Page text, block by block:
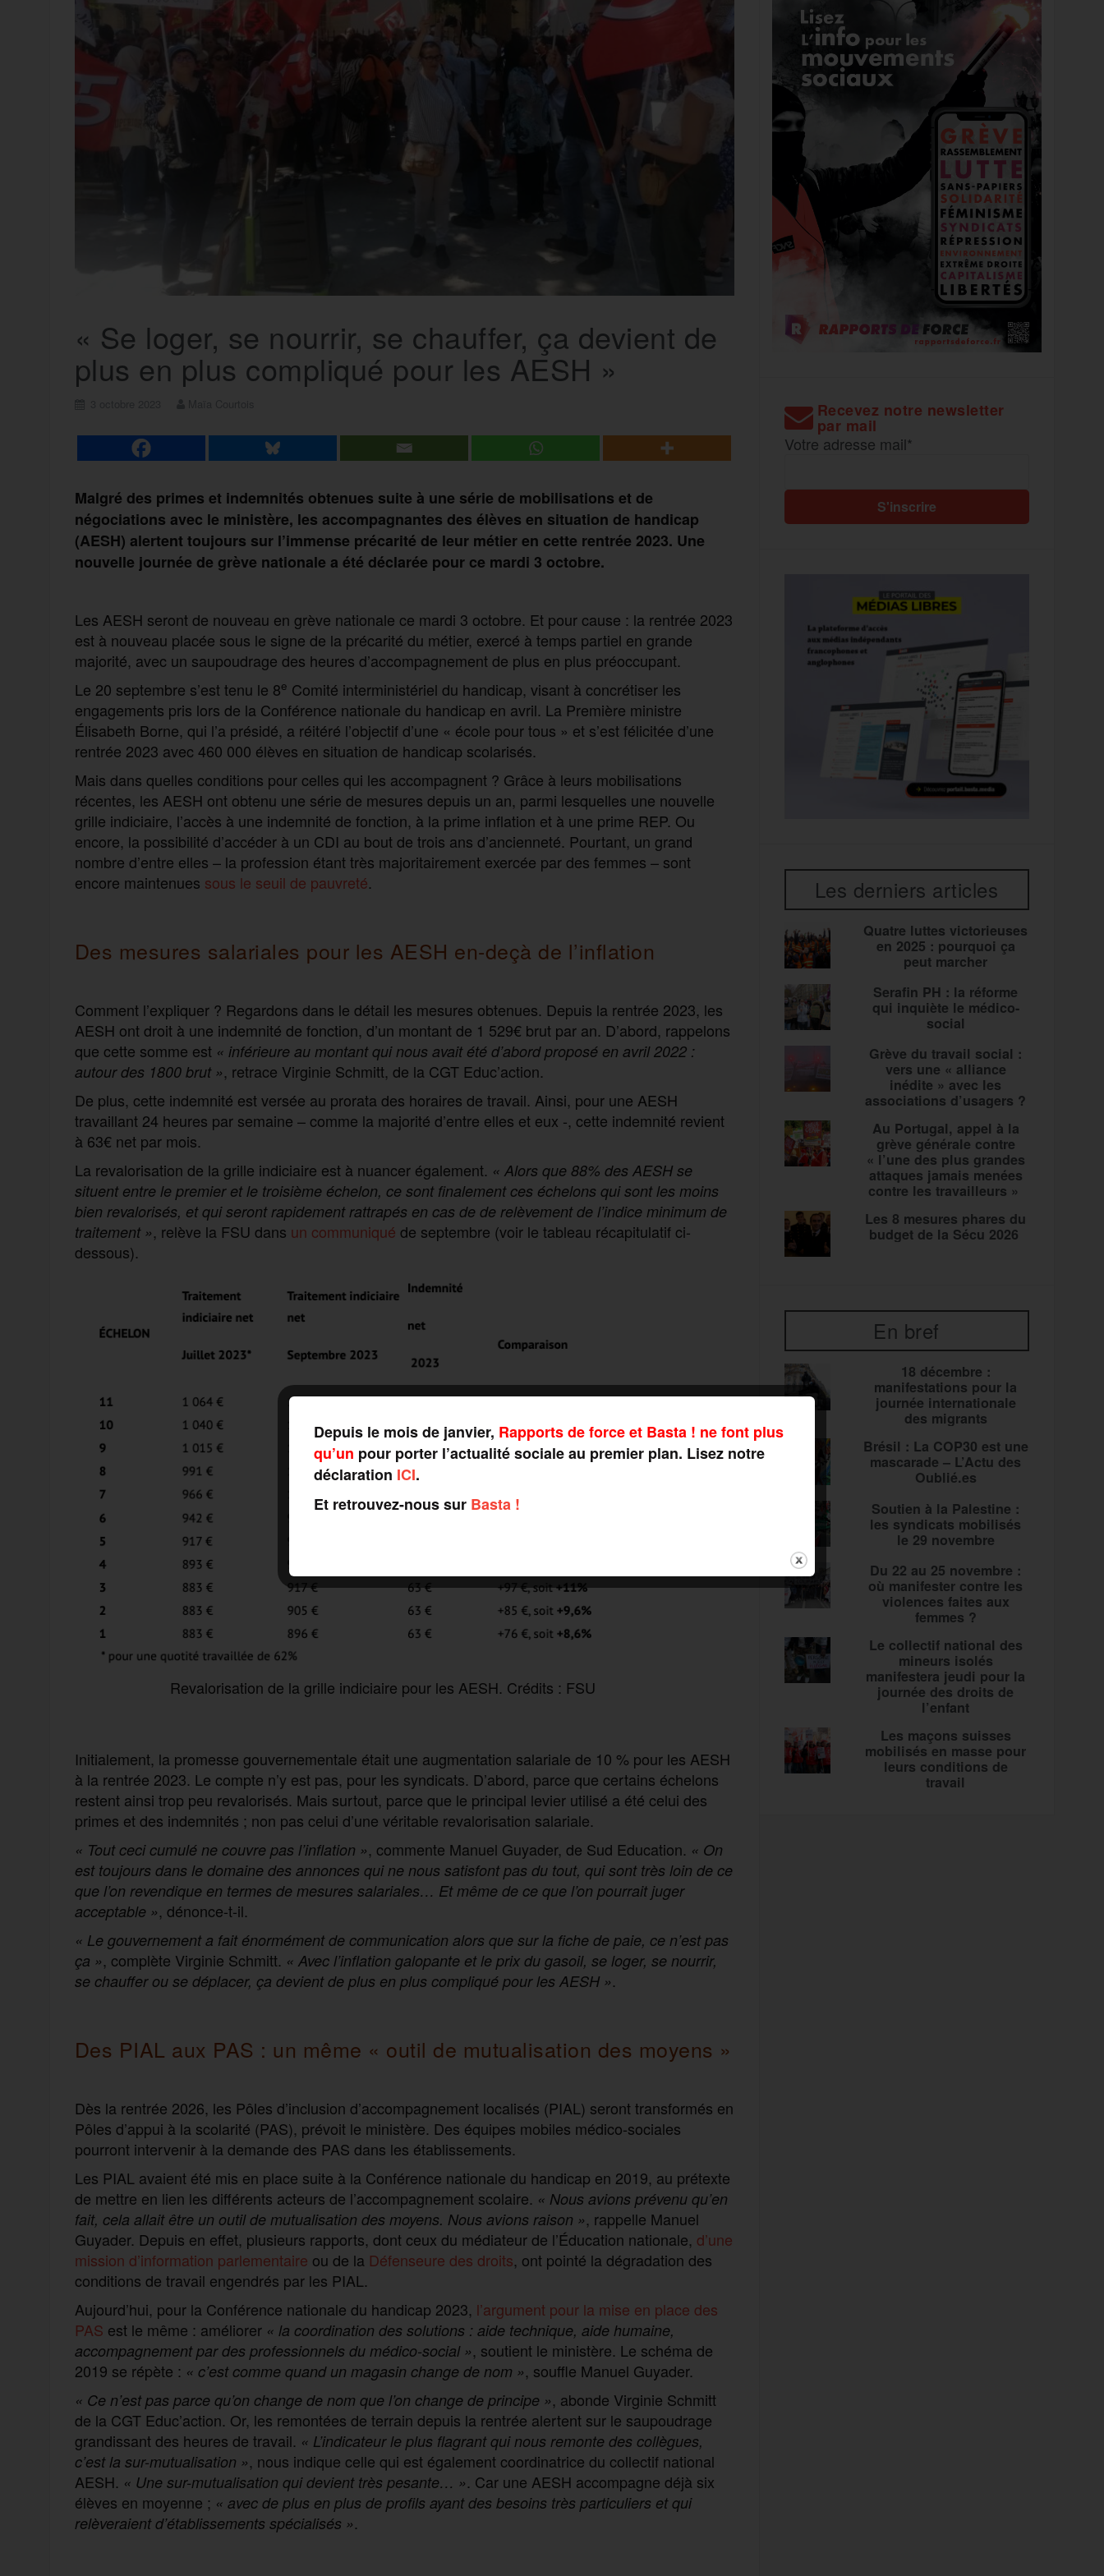
« Se loger, se nourrir, se chauffer, ça devient de
plus en plus compliqué pour les AESH »
Malgré des primes et indemnités obtenues suite à une série de mobilisations et de
négociations avec le ministère, les accompagnantes des élèves en situation de handicap
(AESH) alertent toujours sur l’immense précarité de leur métier en cette rentrée 2023. Une
nouvelle journée de grève nationale a été déclarée pour ce mardi 3 octobre.
Les AESH seront de nouveau en grève nationale ce mardi 3 octobre. Et pour cause : la rentrée 2023
est à nouveau placée sous le signe de la précarité du métier, exercé à temps partiel en grande
majorité, avec un saupoudrage des heures d’accompagnement de plus en plus préoccupant.
Le 20 septembre s’est tenu le 8e Comité interministériel du handicap, visant à concrétiser les
engagements pris lors de la Conférence nationale du handicap en avril. La Première ministre
Élisabeth Borne, qui l’a présidé, a réitéré l’objectif d’une « école pour tous » et s’est félicitée d’une
rentrée 2023 avec 460 000 élèves en situation de handicap scolarisés.
Mais dans quelles conditions pour celles qui les accompagnent ? Grâce à leurs mobilisations
récentes, les AESH ont obtenu une série de mesures depuis un an, parmi lesquelles une nouvelle
grille indiciaire, l’accès à une indemnité de fonction, à la prime inflation et à une prime REP. Ou
encore, la possibilité d’accéder à un CDI au bout de trois ans d’ancienneté. Pourtant, un grand
nombre d’entre elles – la profession étant très majoritairement exercée par des femmes – sont
encore maintenues sous le seuil de pauvreté.
Des mesures salariales pour les AESH en-deçà de l’inflation
Comment l’expliquer ? Regardons dans le détail les mesures obtenues. Depuis la rentrée 2023, les
AESH ont droit à une indemnité de fonction, d’un montant de 1 529€ brut par an. D’abord, rappelons
que cette somme est « inférieure au montant qui nous avait été d’abord proposé en avril 2022 :
autour des 1800 brut », retrace Virginie Schmitt, de la CGT Educ’action.
De plus, cette indemnité est versée au prorata des horaires de travail. Ainsi, pour une AESH
travaillant 24 heures par semaine – comme la majorité d’entre elles et eux -, cette indemnité revient
à 63€ net par mois.
La revalorisation de la grille indiciaire est à nuancer également. « Alors que 88% des AESH se
situent entre le premier et le troisième échelon, ce sont finalement ces échelons qui sont les moins
bien revalorisés, et qui seront rapidement rattrapés en cas de de relèvement de l’indice minimum de
traitement », relève la FSU dans un communiqué de septembre (voir le tableau récapitulatif ci-
dessous).
Revalorisation de la grille indiciaire pour les AESH. Crédits : FSU
Initialement, la promesse gouvernementale était une augmentation salariale de 10 % pour les AESH
à la rentrée 2023. Le compte n’y est pas, pour les syndicats. D’abord, parce que certains échelons
restent ainsi trop peu revalorisés. Mais surtout, parce que le principal levier utilisé a été celui des
primes et des indemnités ; non pas celui d’une véritable revalorisation salariale.
« Tout ceci cumulé ne couvre pas l’inflation », commente Manuel Guyader, de Sud Education. « On
est toujours dans le domaine des annonces qui ne nous satisfont pas du tout, qui sont très loin de ce
que l’on revendique en termes de mesures salariales… Et même de ce que l’on pourrait juger
acceptable », dénonce-t-il.
« Le gouvernement a fait énormément de communication alors que sur la fiche de paie, ce n’est pas
ça », complète Virginie Schmitt. « Avec l’inflation galopante et le prix du gasoil, se loger, se nourrir,
se chauffer ou se déplacer, ça devient de plus en plus compliqué pour les AESH ».
Des PIAL aux PAS : un même « outil de mutualisation des moyens »
Dès la rentrée 2026, les Pôles d’inclusion d’accompagnement localisés (PIAL) seront transformés en
Pôles d’appui à la scolarité (PAS), prévoit le ministère. Des équipes mobiles médico-sociales
pourront intervenir à la demande des PAS dans les établissements.
Les PIAL avaient été mis en place suite à la Conférence nationale du handicap en 2019, au prétexte
de mettre en lien les différents acteurs de l’accompagnement scolaire. « Nous avions prévenu qu’en
fait, cela allait être un outil de mutualisation des moyens. Nous avions raison », rappelle Manuel
Guyader. Depuis en effet, plusieurs rapports, dont ceux du médiateur de l’Éducation nationale, d’une
mission d’information parlementaire ou de la Défenseure des droits, ont pointé la dégradation des
conditions de travail engendrés par les PIAL.
Aujourd’hui, pour la Conférence nationale du handicap 2023, l’argument pour la mise en place des
PAS est le même : améliorer « la coordination des solutions : aide technique, aide humaine,
accompagnement par des professionnels du médico-social », soutient le ministère. Le schéma de
2019 se répète : « c’est comme quand un magasin change de nom », souffle Manuel Guyader.
« Ce n’est pas parce qu’on change de nom que l’on change de principe », abonde Virginie Schmitt
de la CGT Educ’action. Or, les remontées de terrain depuis la rentrée alertent sur le saupoudrage
grandissant des heures de travail. « L’indicateur le plus flagrant qui nous remonte des collègues,
c’est la sur-mutualisation », nous indique celle qui est également coordinatrice du collectif national
AESH. « Une sur-mutualisation qui devient très pesante… ». Car une AESH accompagne déjà six
élèves en moyenne ; « avec de plus en plus de profils ayant des besoins très particuliers et qui
relèveraient d’établissements spécialisés ».
Recevez notre newsletter
par mail
Votre adresse mail*
Les derniers articles
Quatre luttes victorieuses
en 2025 : pourquoi ça
peut marcher
Serafin PH : la réforme
qui inquiète le médico-
social
Grève du travail social :
vers une « alliance
inédite » avec les
associations d’usagers ?
Au Portugal, appel à la
grève générale contre
« l’une des plus grandes
attaques jamais menées
contre les travailleurs »
Les 8 mesures phares du
budget de la Sécu 2026
En bref
18 décembre :
manifestations pour la
journée internationale
des migrants
Brésil : La COP30 est une
mascarade – L’Actu des
Oublié.es
Soutien à la Palestine :
les syndicats mobilisés
le 29 novembre
Du 22 au 25 novembre :
où manifester contre les
violences faites aux
femmes ?
Le collectif national des
mineurs isolés
manifestera jeudi pour la
journée des droits de
l’enfant
Les maçons suisses
mobilisés en masse pour
leurs conditions de
travail
Depuis le mois de janvier, Rapports de force et Basta ! ne font plus
qu’un pour porter l’actualité sociale au premier plan. Lisez notre
déclaration ICI.
Et retrouvez-nous sur Basta !